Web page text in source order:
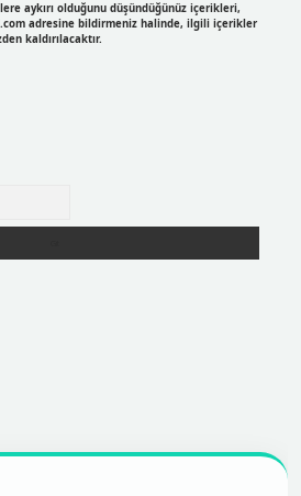
aykırı olduğunu düşündüğünüz içerikleri,
adresine bildirmeniz halinde, ilgili içerikler
kaldırılacaktır.